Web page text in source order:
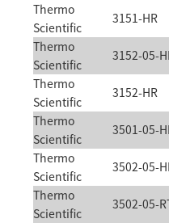
Thermo
Scientific
3151-HR
Thermo
Scientific
3152-05-
Thermo
Scientific
3152-HR
Thermo
Scientific
3501-05-
Thermo
Scientific
3502-05-
Thermo
Scientific
3502-05-